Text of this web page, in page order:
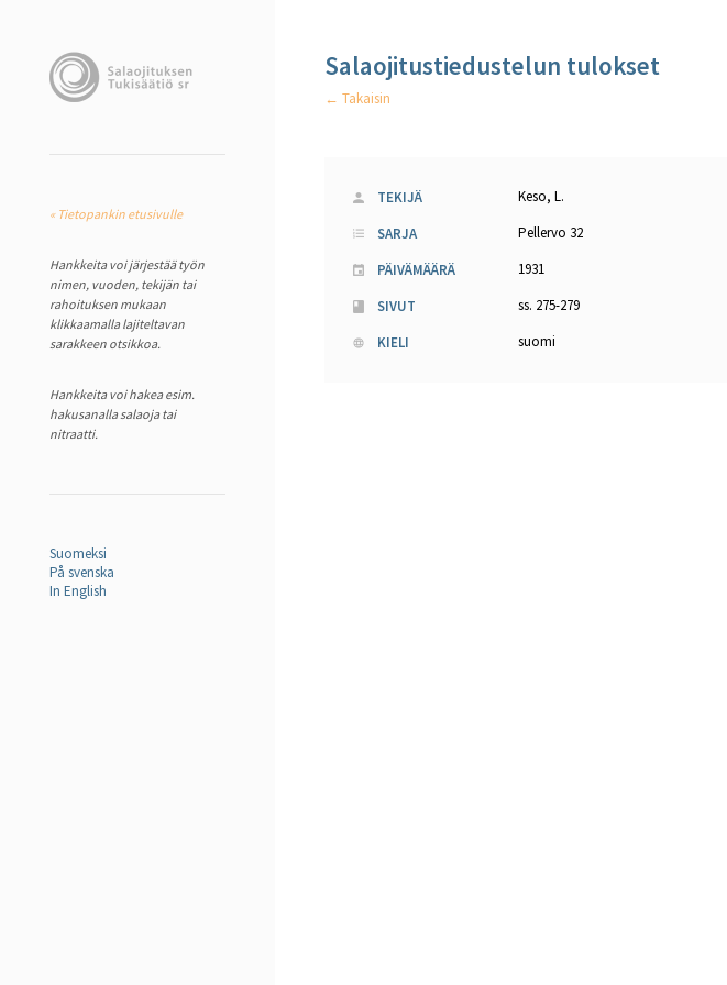
« Tietopankin etusivulle
Hankkeita voi järjestää työn
nimen, vuoden, tekijän tai
rahoituksen mukaan
klikkaamalla lajiteltavan
sarakkeen otsikkoa.
Hankkeita voi hakea esim.
hakusanalla salaoja tai
nitraatti.
Suomeksi
På svenska
In English
Salaojitustiedustelun tulokset
← Takaisin
TEKIJÄ
Keso, L.
SARJA
Pellervo 32
PÄIVÄMÄÄRÄ
1931
SIVUT
ss. 275-279
KIELI
suomi